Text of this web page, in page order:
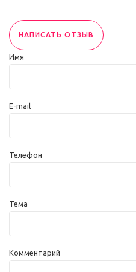
НАПИСАТЬ ОТЗЫВ
Имя
E-mail
Телефон
Тема
Комментарий